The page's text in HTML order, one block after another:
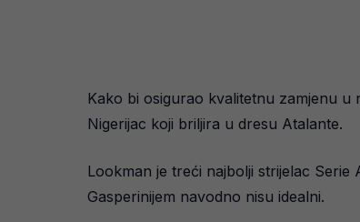
Kako bi osigurao kvalitetnu zamjenu u
Nigerijac koji briljira u dresu Atalante.
Lookman je treći najbolji strijelac
Gasperinijem navodno nisu idealni.